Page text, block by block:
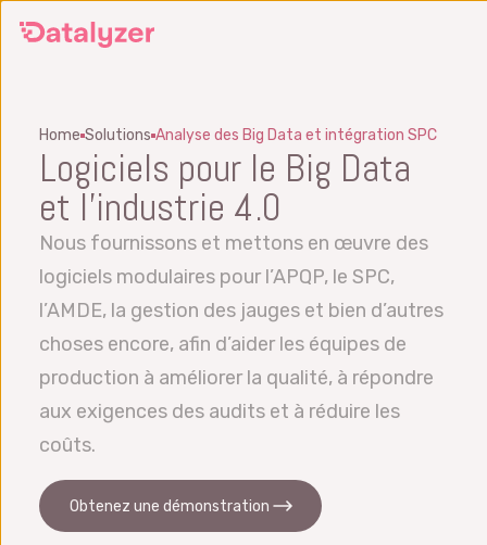
Home Solutions Analyse des Big Data et intégration SPC
Logiciels pour le Big Data
et l’industrie 4.0
Nous fournissons et mettons en œuvre des
logiciels modulaires pour l’APQP, le SPC,
l’AMDE, la gestion des jauges et bien d’autres
choses encore, afin d’aider les équipes de
production à améliorer la qualité, à répondre
aux exigences des audits et à réduire les
coûts.
Obtenez une démonstration